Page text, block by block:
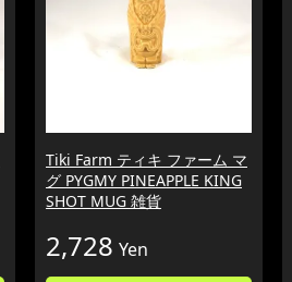
Tiki Farm ティキ ファーム マ
グ PYGMY PINEAPPLE KING
SHOT MUG 雑貨
2,728 Yen